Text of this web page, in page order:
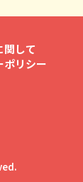
関して
ポリシー